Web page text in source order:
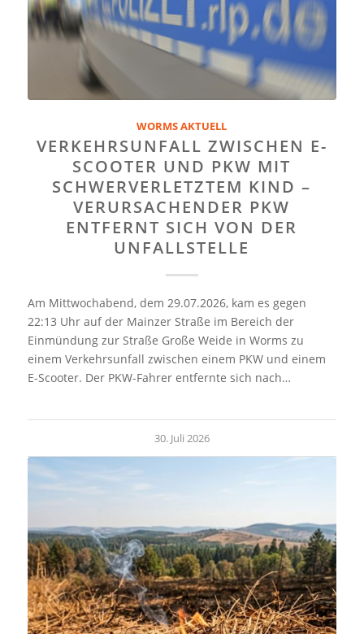
WORMS AKTUELL
VERKEHRSUNFALL ZWISCHEN E-
SCOOTER UND PKW MIT
SCHWERVERLETZTEM KIND –
VERURSACHENDER PKW
ENTFERNT SICH VON DER
UNFALLSTELLE
Am Mittwochabend, dem 29.07.2026, kam es gegen
22:13 Uhr auf der Mainzer Straße im Bereich der
Einmündung zur Straße Große Weide in Worms zu
einem Verkehrsunfall zwischen einem PKW und einem
E-Scooter. Der PKW-Fahrer entfernte sich nach…
30. Juli 2026